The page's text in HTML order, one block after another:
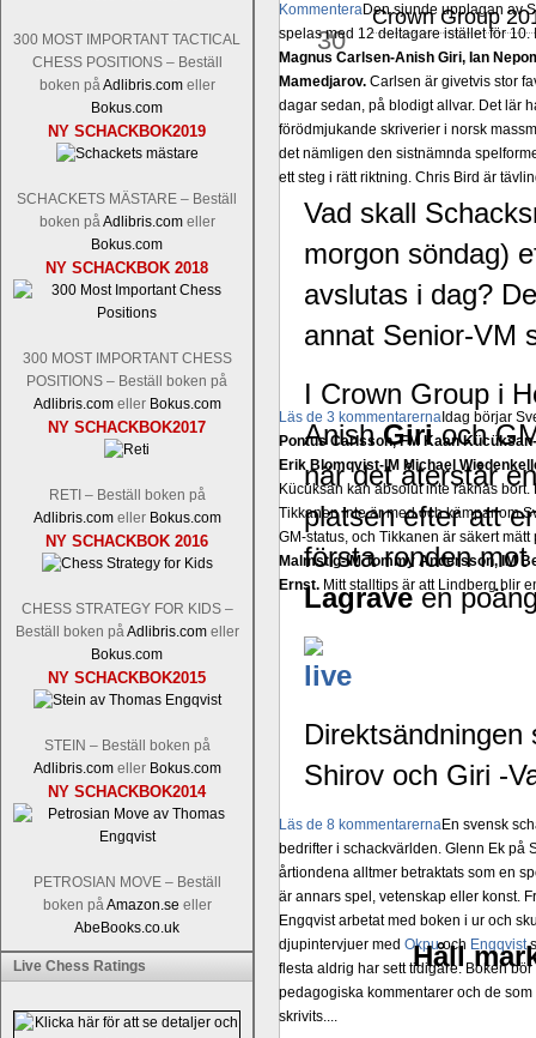
300 MOST IMPORTANT TACTICAL
CHESS POSITIONS – Beställ
boken påAdlibris.comeller
Bokus.com
NY SCHACKBOK2019
SCHACKETS MÄSTARE – Beställ
boken påAdlibris.comeller
Bokus.com
NY SCHACKBOK 2018
300 MOST IMPORTANT CHESS
POSITIONS – Beställ boken på
Adlibris.comeller Bokus.com
NY SCHACKBOK2017
RETI – Beställ boken på
Adlibris.comeller Bokus.com
NY SCHACKBOK 2016
CHESS STRATEGY FOR KIDS –
Beställ boken påAdlibris.comeller
Bokus.com
NY SCHACKBOK2015
STEIN – Beställ boken på
Adlibris.comeller Bokus.com
NY SCHACKBOK2014
PETROSIAN MOVE – Beställ
boken påAmazon.se eller
AbeBooks.co.uk
Live Chess Ratings
KommenteraDen sjunde upplagan av
spelas med 12 deltagare istället för
Magnus Carlsen-Anish Giri, Ian
Mamedjarov. Carlsen är givetvis stor
dagar sedan, på blodigt allvar. Det lär
förödmjukande skriverier i norsk
det nämligen den sistnämnda
ett steg i rätt riktning. Chris Bird är
Läs de 3 kommentarerna Idag börjar
Pontus Carlsson, FM Kaan
Erik Blomqvist-IM Michael
Kücüksan kan absolut inte räknas
Tikkanen inte är med och kämpar om
GM-status, och Tikkanen är säkert
Malmstig-IM Tommy Andersson, IM
Ernst. Mitt stalltips är att Lindberg blir
Läs de 8 kommentarernaEn svensk
bedrifter i schackvärlden. Glenn Ek på
årtiondena alltmer betraktats som en
är annars spel, vetenskap eller konst.
Engqvist arbetat med boken i ur och
djupintervjuer med Okpuoch Engqvist
flesta aldrig har sett tidigare. Boken
pedagogiska kommentarer och de
skrivits....
okt
30
Crown Group
Vad skall
morgon söndag)
avslutas i dag?
annat Senior-VM
I Crown Group i
AnishGirioch
när det återstår
platsen efter att
första ronden
Lagraveen
Shirov och Giri -
Håll